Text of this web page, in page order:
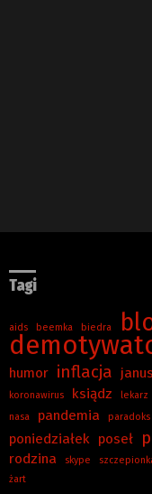
Tagi
aids beemka biedra
humor inflacja
koronawirus ksiądz lekarz
nasa pandemia paradoks
poniedziałek poseł
rodzina skype
żart